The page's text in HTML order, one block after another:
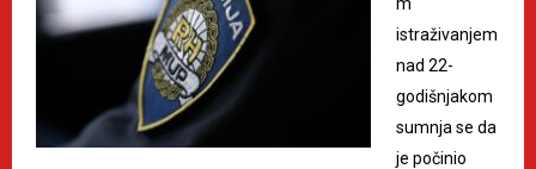
istraživanjem
nad 22-
godišnjakom
sumnja se da
je počinio